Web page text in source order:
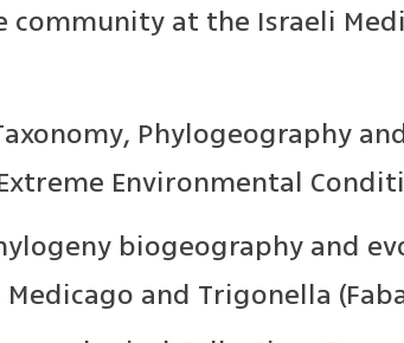
community at the Israeli
Phylogeography
Environmental
biogeography and
and Trigonella